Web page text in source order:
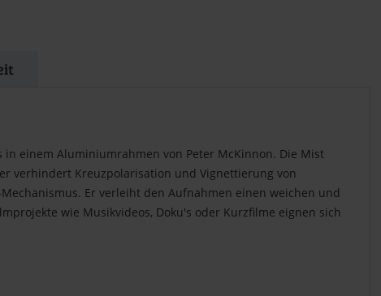
einem Aluminiumrahmen von Peter McKinnon. Die Mist
verhindert Kreuzpolarisation und Vignettierung von
Er verleiht den Aufnahmen einen weichen und
wie Musikvideos, Doku's oder Kurzfilme eignen sich